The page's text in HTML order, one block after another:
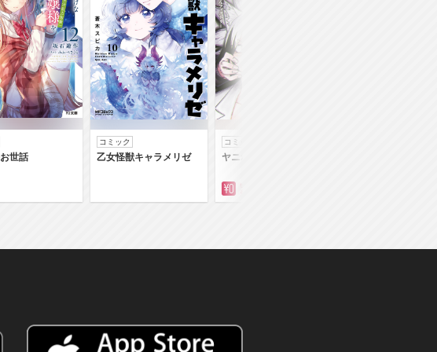
世話
コミック
乙女怪獣キャラメリゼ
コミック
ヤニねこ